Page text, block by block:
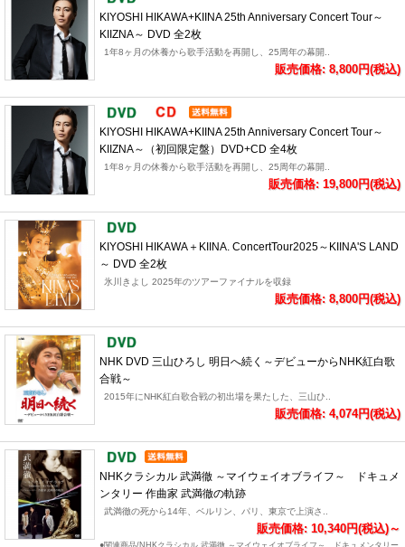
KIYOSHI HIKAWA+KIINA 25th Anniversary Concert Tour～
KIIZNA～ DVD 全2枚
1年8ヶ月の休養から歌手活動を再開し、25周年の幕開..
販売価格: 8,800円(税込)
KIYOSHI HIKAWA+KIINA 25th Anniversary Concert Tour～
KIIZNA～（初回限定盤）DVD+CD 全4枚
1年8ヶ月の休養から歌手活動を再開し、25周年の幕開..
販売価格: 19,800円(税込)
KIYOSHI HIKAWA＋KIINA. ConcertTour2025～KIINA'S LAND
～ DVD 全2枚
氷川きよし 2025年のツアーファイナルを収録
販売価格: 8,800円(税込)
NHK DVD 三山ひろし 明日へ続く～デビューからNHK紅白歌
合戦～
2015年にNHK紅白歌合戦の初出場を果たした、三山ひ..
販売価格: 4,074円(税込)
NHKクラシカル 武満徹 ～マイウェイオブライフ～ ドキュメ
ンタリー 作曲家 武満徹の軌跡
武満徹の死から14年、ベルリン、パリ、東京で上演さ..
販売価格: 10,340円(税込)～
●関連商品/NHKクラシカル 武満徹 ～マイウェイオブライフ～ ドキュメンタリー